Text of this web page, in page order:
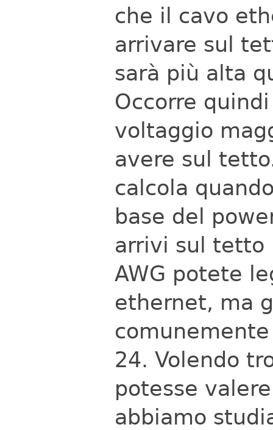
che il cavo
arrivare sul
sarà più alta
Occorre
voltaggio
avere sul
calcola
base del
arrivi sul tetto
AWG potete
ethernet, ma
24. Volendo
potesse
abbiamo